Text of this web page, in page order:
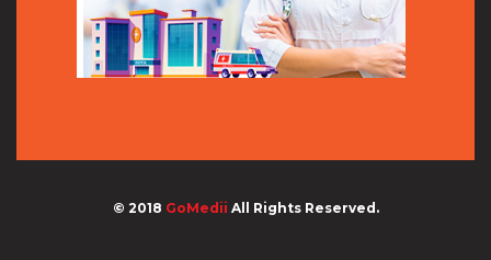
© 2018 GoMedii All Rights Reserved.